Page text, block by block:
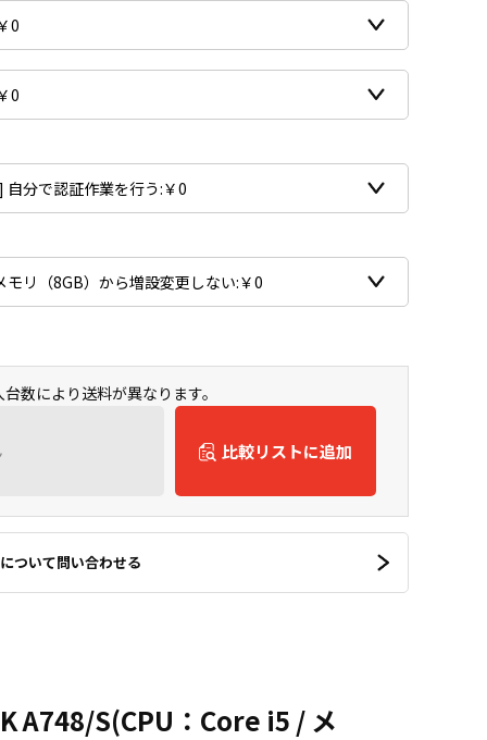
により送料が異なります。
比較リストに追加
ついて問い合わせる
A748/S(CPU：Core i5 / メ